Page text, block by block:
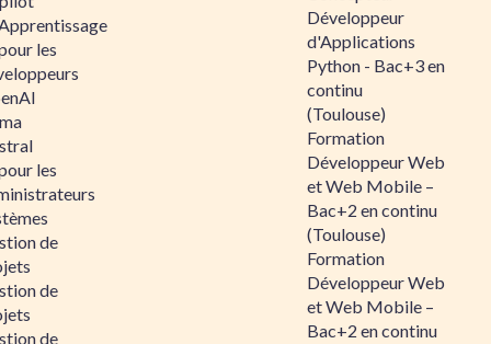
les
les
de
de
de
Développeur
d'Applications
Python - Bac+3 en
continu
(Toulouse)
Formation
Développeur Web
et Web Mobile –
Bac+2 en continu
(Toulouse)
Formation
Développeur Web
et Web Mobile –
Bac+2 en continu